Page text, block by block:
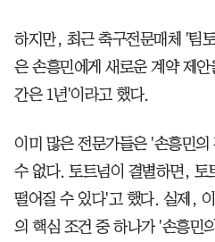
하지만, 최근 축구전문매체 '팀
은 손흥민에게 새로운 계약 제
간은 1년'이라고 했다.
이미 많은 전문가들은 '손흥민
수 없다. 토트넘이 결별하면, 토
떨어질 수 있다'고 했다. 실제,
의 핵심 조건 중 하나가 '손흥민